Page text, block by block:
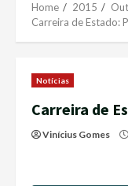
Home 2015
Carreira de Estado:
Notícias
Carreira de
Vinícius Gomes